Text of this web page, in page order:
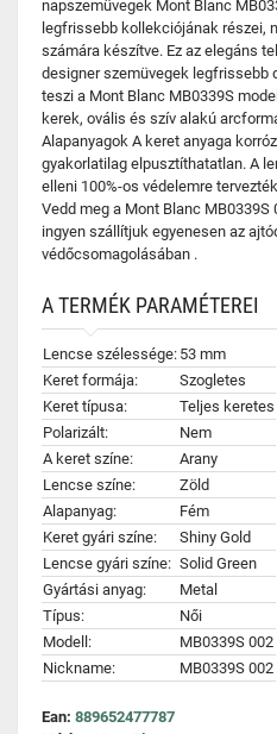
napszemüvegek Mont Blanc
legfrissebb kollekciójának részei,
számára készítve. Ez az elegáns
designer szemüvegek legfrissebb
teszi a Mont Blanc MB0339S
kerek, ovális és szív alakú
Alapanyagok A keret anyaga
gyakorlatilag elpusztíthatatlan. A
elleni 100%-os védelemre
Vedd meg a Mont Blanc MB0339S
ingyen szállítjuk egyenesen az
védőcsomagolásában .
A TERMÉK PARAMÉTEREI
Lencse szélessége: 53 mm
Keret formája:
Szogletes
Keret típusa:
Teljes keretes
Polarizált:
Nem
A keret színe:
Arany
Lencse színe:
Zöld
Alapanyag:
Fém
Keret gyári színe:
Shiny Gold
Lencse gyári színe: Solid Green
Gyártási anyag:
Metal
Típus:
Női
Modell:
MB0339S 002
Nickname:
MB0339S 002
Ean: 889652477787